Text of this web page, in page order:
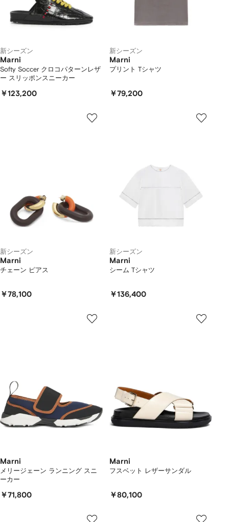
新シーズン
Marni
Softy Soccer クロコパターンレザ
ー スリッポンスニーカー
￥123,200
新シーズン
Marni
プリント Tシャツ
￥79,200
新シーズン
Marni
チェーン ピアス
￥78,100
新シーズン
Marni
シーム Tシャツ
￥136,400
Marni
メリージェーン ランニング スニ
ーカー
￥71,800
Marni
フスベット レザーサンダル
￥80,100